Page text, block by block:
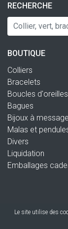
BOUTIQUE
Colliers
Bracelets
Boucles d'oreilles
Bagues
Bijoux à
Malas et
Divers
Liquidation
Emballages
RECHERCHE
Le site utilise des